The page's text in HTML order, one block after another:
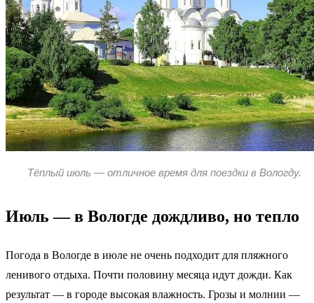
Тёплый июль — отличное время для поездки в Вологду.
Июль — в Вологде дождливо, но тепло
Погода в Вологде в июле не очень подходит для пляжного
ленивого отдыха. Почти половину месяца идут дожди. Как
результат — в городе высокая влажность. Грозы и молнии —